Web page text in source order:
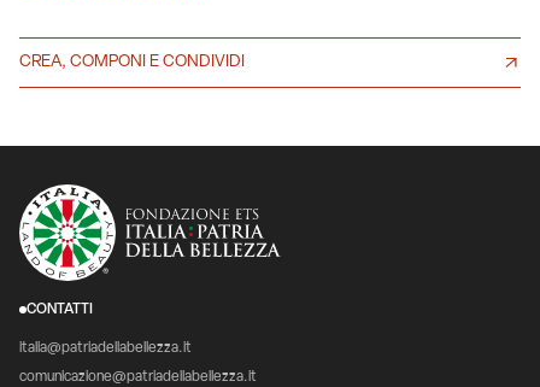
CREA, COMPONI E CONDIVIDI
CONTATTI
italia@patriadellabellezza.it
comunicazione@patriadellabellezza.it